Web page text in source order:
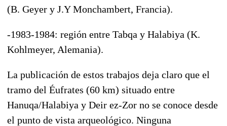
(B. Geyer y J.Y Monchambert, Francia).
-1983-1984: región entre Tabqa y Halabiya (K.
Kohlmeyer, Alemania).
La publicación de estos trabajos deja claro que el
tramo del Éufrates (60 km) situado entre
Hanuqa/Halabiya y Deir ez-Zor no se conoce desde
el punto de vista arqueológico. Ninguna